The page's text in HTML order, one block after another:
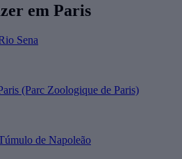
em Paris
Sena
(Parc Zoologique de Paris)
de Napoleão